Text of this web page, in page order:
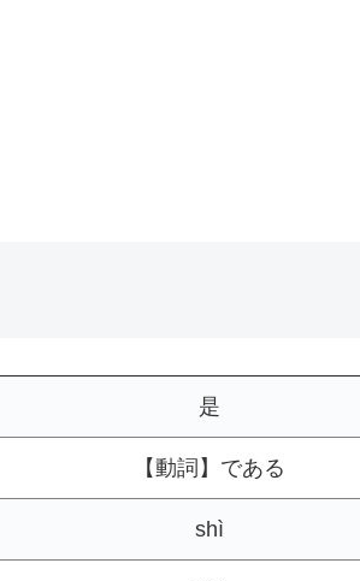
是
【動詞】である
shì